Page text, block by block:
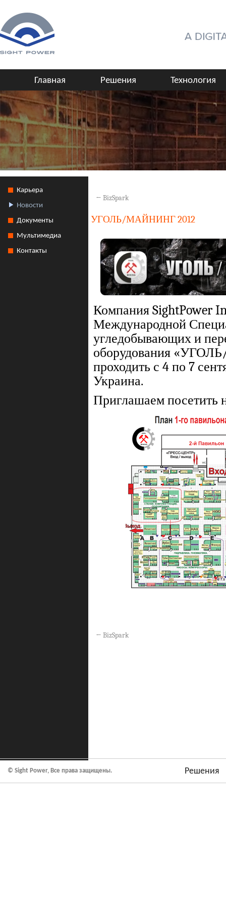
Главная Решения Технология
← BizSpark
УГОЛЬ/МАЙНИНГ 2012
Компания SightPower
Международной
угледобывающих и
оборудования
проходить с 4 по 7
Украина.
Приглашаем посетить
← BizSpark
Карьера
Новости
Документы
Мультимедиа
Контакты
© Sight Power, Все права защищены. Решения